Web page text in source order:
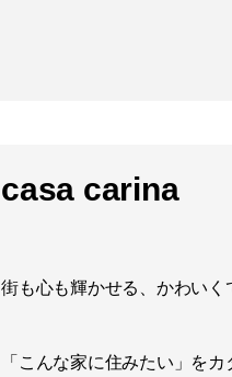
casa carina
街も心も輝かせる、かわいく
「こんな家に住みたい」を